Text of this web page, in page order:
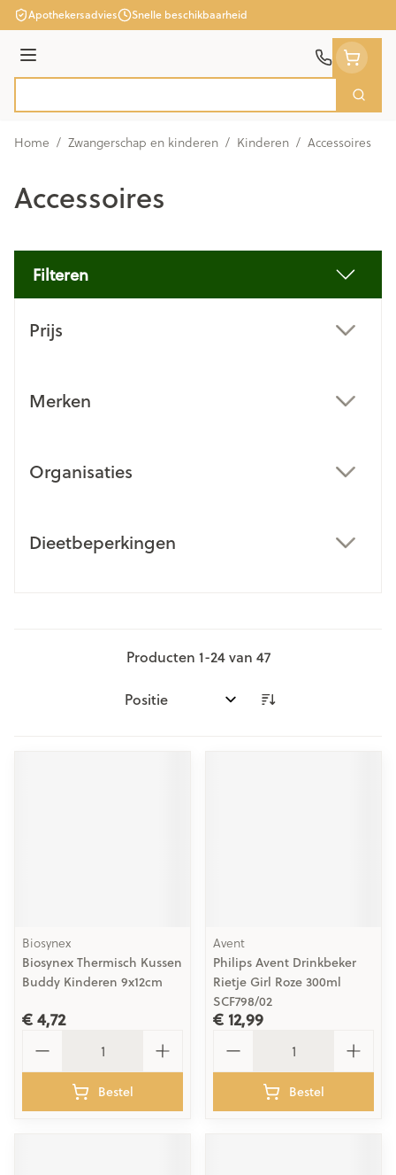
Ga naar de inhoud
Apothekersadvies Snelle beschikbaarheid
Menu
Zoek
Home / Zwangerschap en kinderen / Kinderen / Accessoires
Accessoires
Filteren
Prijs
Merken
Organisaties
Dieetbeperkingen
Producten 1-24van 47
Sorteer op:
Biosynex
Biosynex Thermisch Kussen
Buddy Kinderen 9x12cm
€ 4,72
Bestel
Avent
Philips Avent Drinkbeker
Rietje Girl Roze 300ml
SCF798/02
€ 12,99
Bestel